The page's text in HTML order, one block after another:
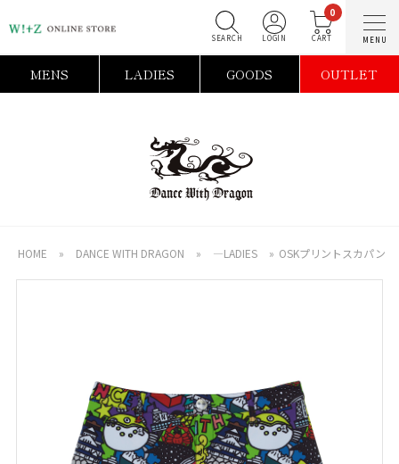
0
MENS LADIES GOODS OUTLET
HOME » DANCE WITH DRAGON » ―LADIES » OSKプリントスカパン